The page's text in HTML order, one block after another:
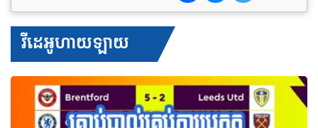
វីដេអូហាយឡាយ